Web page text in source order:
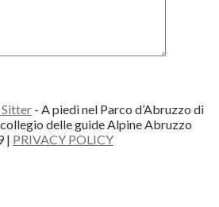
- A piedi nel Parco d’Abruzzo di
delle guide Alpine Abruzzo
| PRIVACY POLICY